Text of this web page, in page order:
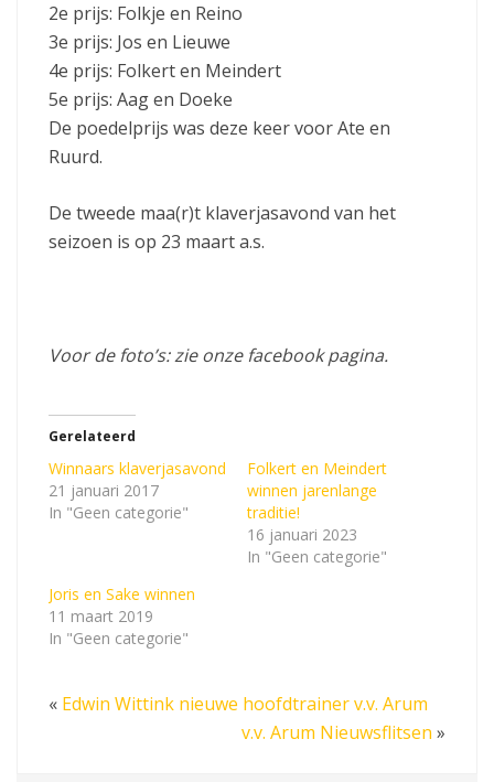
2e prijs: Folkje en Reino
3e prijs: Jos en Lieuwe
4e prijs: Folkert en Meindert
5e prijs: Aag en Doeke
De poedelprijs was deze keer voor Ate en
Ruurd.
De tweede maa(r)t klaverjasavond van het
seizoen is op 23 maart a.s.
Voor de foto’s: zie onze facebook pagina.
Gerelateerd
Winnaars klaverjasavond
21 januari 2017
In "Geen categorie"
Folkert en Meindert
winnen jarenlange
traditie!
16 januari 2023
In "Geen categorie"
Joris en Sake winnen
11 maart 2019
In "Geen categorie"
« Edwin Wittink nieuwe hoofdtrainer v.v. Arum
v.v. Arum Nieuwsflitsen »